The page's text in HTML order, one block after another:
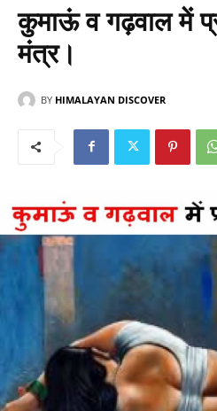
कुमाऊं व गढ़वाल में
मंत्र।
BY HIMALAYAN DISCOVER